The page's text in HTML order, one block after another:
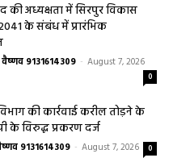
की अध्यक्षता में सिरपुर विकास
के संबंध में प्रारंभिक
9131614309 - August 7, 2026
0
की कार्रवाई करील तोड़ने के
के विरुद्ध प्रकरण दर्ज
9131614309 - August 7, 2026 0